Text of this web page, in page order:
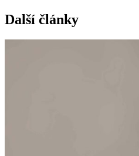
Další články